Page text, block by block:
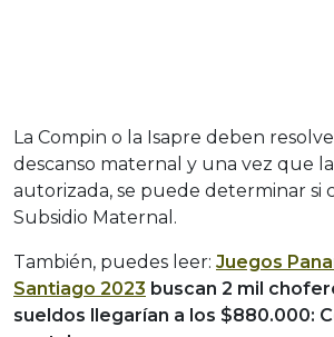
La Compin o la Isapre deben
descanso maternal y una vez que
autorizada, se puede determinar si
Subsidio Maternal.
También, puedes leer: Juegos
Santiago 2023 buscan 2 mil
sueldos llegarían a los $880.000: